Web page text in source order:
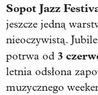
Sopot Jazz
jeszcze jedną
nieoczywistą.
potrwa od 3
letnia odsłona
muzycznego